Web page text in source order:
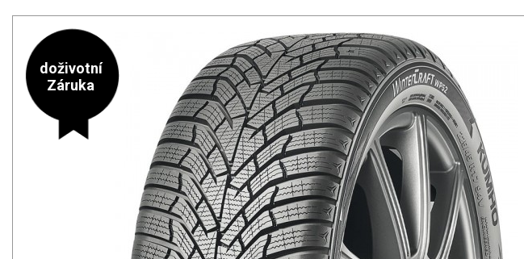
doživotní
Záruka